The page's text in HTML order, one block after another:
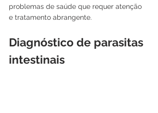
problemas de saúde que requer atenção
e tratamento abrangente.
Diagnóstico de parasitas
intestinais